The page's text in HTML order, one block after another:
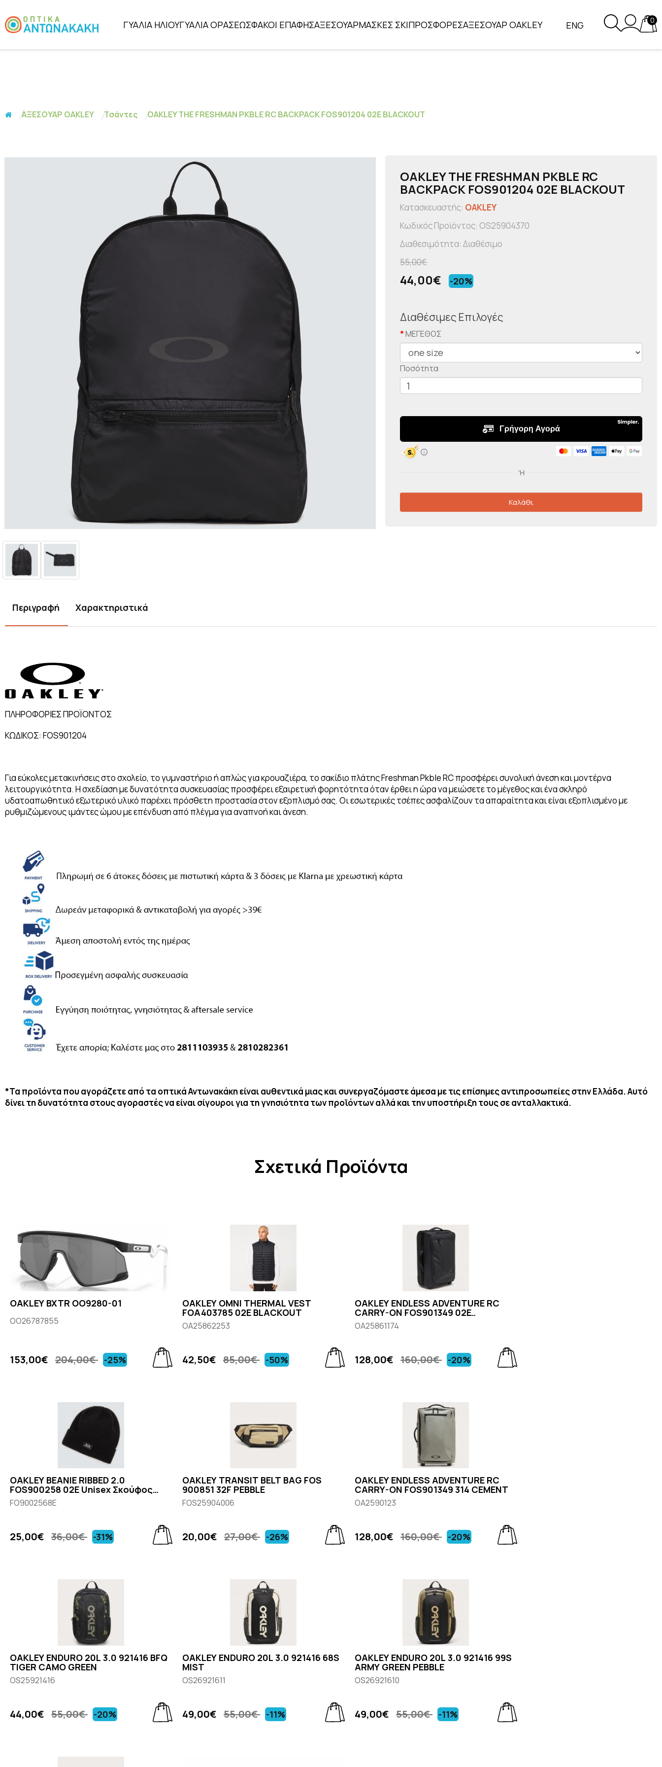
ΓΥΑΛΙΑ ΗΛΙΟΥΓΥΑΛΙΑ ΟΡΑΣΕΩΣΦΑΚΟΙ ΕΠΑΦΗΣΑΞΕΣΟΥΑΡΜΑΣΚΕΣ ΣΚΙΠΡΟΣΦΟΡΕΣΑΞΕΣΟΥΑΡ OAKLEY ENG 0
ΑΞΕΣΟΥΑΡ OAKLEY Τσάντες OAKLEY THE FRESHMAN PKBLE RC BACKPACK FOS901204 02E BLACKOUT
OAKLEY THE FRESHMAN PKBLE RC
BACKPACK FOS901204 02E BLACKOUT
Κατασκευαστής: OAKLEY
Κωδικός Προϊόντος: OS25904370
Διαθεσιμότητα: Διαθέσιμο
55,00€
44,00€ -20%
Διαθέσιμες Επιλογές
ΜΕΓΕΘΟΣ
Ποσότητα
Καλάθι
Περιγραφή Χαρακτηριστικά
ΠΛΗΡΟΦΟΡΙΕΣ ΠΡΟΪΟΝΤΟΣ
ΚΩΔΙΚΟΣ: FOS901204
Για εύκολες μετακινήσεις στο σχολείο, το γυμναστήριο ή απλώς για κρουαζιέρα, το σακίδιο πλάτης Freshman Pkble RC προσφέρει συνολική άνεση και μοντέρνα
λειτουργικότητα. Η σχεδίαση με δυνατότητα συσκευασίας προσφέρει εξαιρετική φορητότητα όταν έρθει η ώρα να μειώσετε το μέγεθος και ένα σκληρό
υδατοαπωθητικό εξωτερικό υλικό παρέχει πρόσθετη προστασία στον εξοπλισμό σας. Οι εσωτερικές τσέπες ασφαλίζουν τα απαραίτητα και είναι εξοπλισμένο με
ρυθμιζώμενους ιμάντες ώμου με επένδυση από πλέγμα για αναπνοή και άνεση.
*Τα προϊόντα που αγοράζετε από τα οπτικά Αντωνακάκη είναι αυθεντικά μιας και συνεργαζόμαστε άμεσα με τις επίσημες αντιπροσωπείες στην Ελλάδα. Αυτό
δίνει τη δυνατότητα στους αγοραστές να είναι σίγουροι για τη γνησιότητα των προϊόντων αλλά και την υποστήριξη τους σε ανταλλακτικά.
Σχετικά Προϊόντα
OAKLEY BXTR OO9280-01
OO26787855
153,00€ 204,00€ -25%
OAKLEY OMNI THERMAL VEST
FOA403785 02E BLACKOUT
OΑ25862253
42,50€ 85,00€ -50%
OAKLEY ENDLESS ADVENTURE RC
CARRY-ON FOS901349 02E
BLACKOUT
OA25861174
128,00€ 160,00€ -20%
OAKLEY BEANIE RIBBED 2.0
FOS900258 02E Unisex Σκούφος
Μαύρος
FO9002568E
25,00€ 36,00€ -31%
OAKLEY TRANSIT BELT BAG FOS
900851 32F PEBBLE
FOS25904006
20,00€ 27,00€ -26%
OAKLEY ENDLESS ADVENTURE RC
CARRY-ON FOS901349 314 CEMENT
OA2590123
128,00€ 160,00€ -20%
OAKLEY ENDURO 20L 3.0 921416 BFQ
TIGER CAMO GREEN
OS25921416
44,00€ 55,00€ -20%
OAKLEY ENDURO 20L 3.0 921416 68S
MIST
OS26921611
49,00€ 55,00€ -11%
OAKLEY ENDURO 20L 3.0 921416 99S
ARMY GREEN PEBBLE
OS26921610
49,00€ 55,00€ -11%